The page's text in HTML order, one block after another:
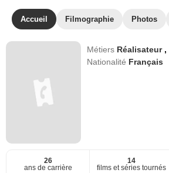
Accueil Filmographie Photos
Métiers Réalisateur ,
Nationalité Français
26
ans de carrière
14
films et séries tournés